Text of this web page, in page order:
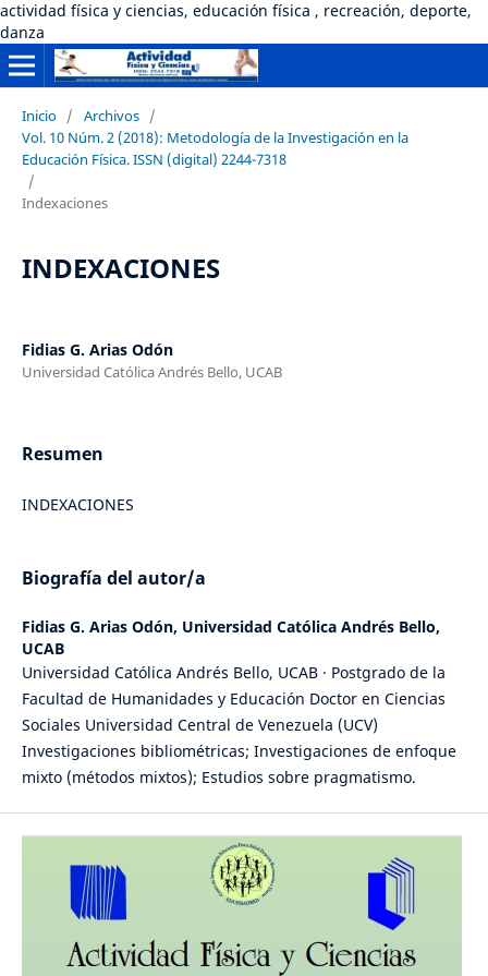
actividad física y ciencias, educación física , recreación, deporte,
danza
Inicio / Archivos /
Vol. 10 Núm. 2 (2018): Metodología de la Investigación en la
Educación Física. ISSN (digital) 2244-7318
/
Indexaciones
INDEXACIONES
Fidias G. Arias Odón
Universidad Católica Andrés Bello, UCAB
Resumen
INDEXACIONES
Biografía del autor/a
Fidias G. Arias Odón, Universidad Católica Andrés Bello,
UCAB
Universidad Católica Andrés Bello, UCAB · Postgrado de la
Facultad de Humanidades y Educación Doctor en Ciencias
Sociales Universidad Central de Venezuela (UCV)
Investigaciones bibliométricas; Investigaciones de enfoque
mixto (métodos mixtos); Estudios sobre pragmatismo.